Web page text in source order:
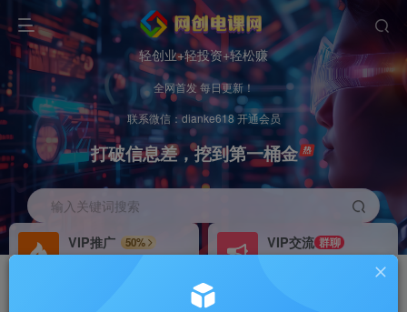
轻创业+轻投资+轻松赚
全网首发 每日更新！
联系微信：dianke618 开通会员
打破信息差，挖到第一桶金
输入关键词搜索
VIP推广
50%
VIP交流 群聊
研究探讨更多创业项目路子。